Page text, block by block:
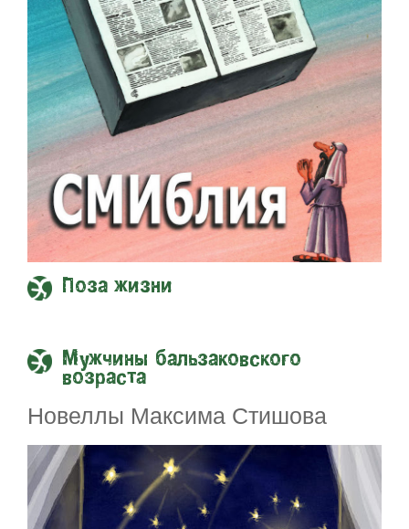
Поза жизни
Мужчины бальзаковского
возраста
Новеллы Максима Стишова